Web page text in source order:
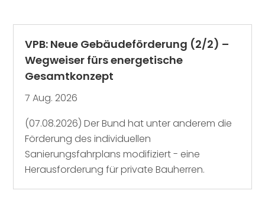
VPB: Neue Gebäudeförderung (2/2) –
Wegweiser fürs energetische
Gesamtkonzept
7 Aug. 2026
(07.08.2026) Der Bund hat unter anderem die
Förderung des individuellen
Sanierungsfahrplans modifiziert - eine
Herausforderung für private Bauherren.